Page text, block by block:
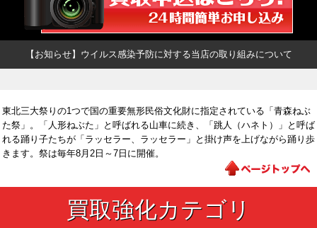
【お知らせ】ウイルス感染予防に対する当店の取り組みについて
東北三大祭りの1つで国の重要無形民俗文化財に指定されている「青森ねぶ
た祭」。「人形ねぶた」と呼ばれる山車に続き、「跳人（ハネト）」と呼ば
れる踊り子たちが「ラッセラー、ラッセラー」と掛け声を上げながら踊り歩
きます。祭は毎年8月2日～7日に開催。